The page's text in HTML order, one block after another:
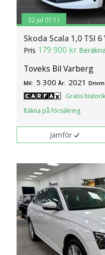
22 jul 07:11
Skoda Scala 1,0 TSI 6
Pris 179 900 kr
Toveks Bil Varberg
Mil: 5 300 År: 2021
Gratis
Räkna på försäkring
Jämför